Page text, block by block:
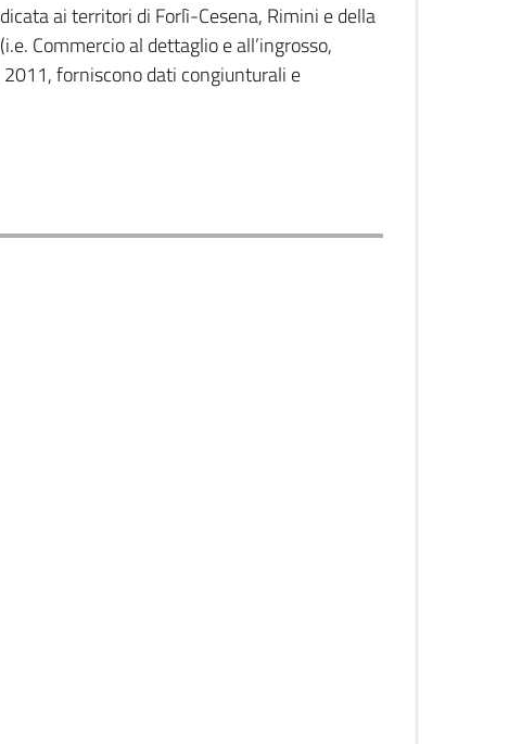
ai territori di Forlì-Cesena, Rimini e della
Commercio al dettaglio e all’ingrosso,
forniscono dati congiunturali e